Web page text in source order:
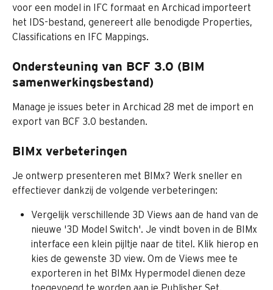
voor een model in IFC formaat en Archicad importeert
het IDS-bestand, genereert alle benodigde Properties,
Classifications en IFC Mappings.
Ondersteuning van BCF 3.0 (BIM
samenwerkingsbestand)
Manage je issues beter in Archicad 28 met de import en
export van BCF 3.0 bestanden.
BIMx verbeteringen
Je ontwerp presenteren met BIMx? Werk sneller en
effectiever dankzij de volgende verbeteringen:
Vergelijk verschillende 3D Views aan de hand van de
nieuwe '3D Model Switch'. Je vindt boven in de BIMx
interface een klein pijltje naar de titel. Klik hierop en
kies de gewenste 3D view. Om de Views mee te
exporteren in het BIMx Hypermodel dienen deze
toegevoegd te worden aan je Publisher Set.